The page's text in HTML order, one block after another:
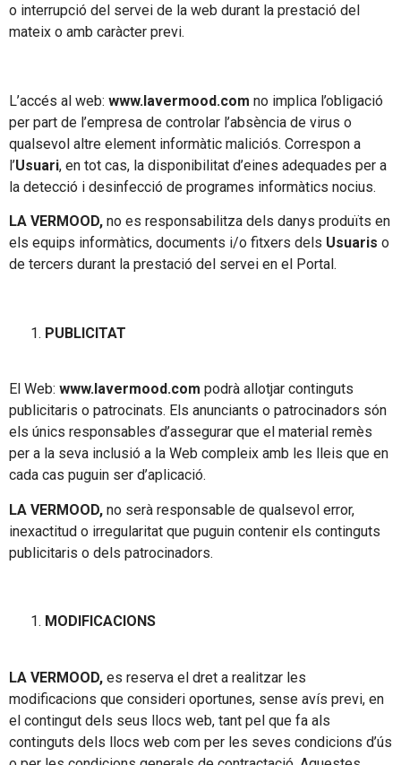
o interrupció del servei de la web durant la prestació del
mateix o amb caràcter previ.
L’accés al web: www.lavermood.com no implica l’obligació
per part de l’empresa de controlar l’absència de virus o
qualsevol altre element informàtic maliciós. Correspon a
l’Usuari, en tot cas, la disponibilitat d’eines adequades per a
la detecció i desinfecció de programes informàtics nocius.
LA VERMOOD, no es responsabilitza dels danys produïts en
els equips informàtics, documents i/o fitxers dels Usuaris o
de tercers durant la prestació del servei en el Portal.
PUBLICITAT
El Web: www.lavermood.com podrà allotjar continguts
publicitaris o patrocinats. Els anunciants o patrocinadors són
els únics responsables d’assegurar que el material remès
per a la seva inclusió a la Web compleix amb les lleis que en
cada cas puguin ser d’aplicació.
LA VERMOOD, no serà responsable de qualsevol error,
inexactitud o irregularitat que puguin contenir els continguts
publicitaris o dels patrocinadors.
MODIFICACIONS
LA VERMOOD, es reserva el dret a realitzar les
modificacions que consideri oportunes, sense avís previ, en
el contingut dels seus llocs web, tant pel que fa als
continguts dels llocs web com per les seves condicions d’ús